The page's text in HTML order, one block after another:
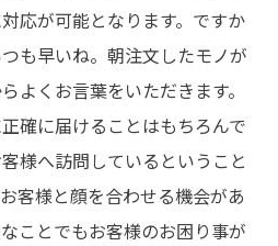
応が可能となります。ですか
も早いね。朝注文したモノが
よくお言葉をいただきます。
確に届けることはもちろんで
様へ訪問しているということ
客様と顔を合わせる機会があ
ことでもお客様のお困り事が